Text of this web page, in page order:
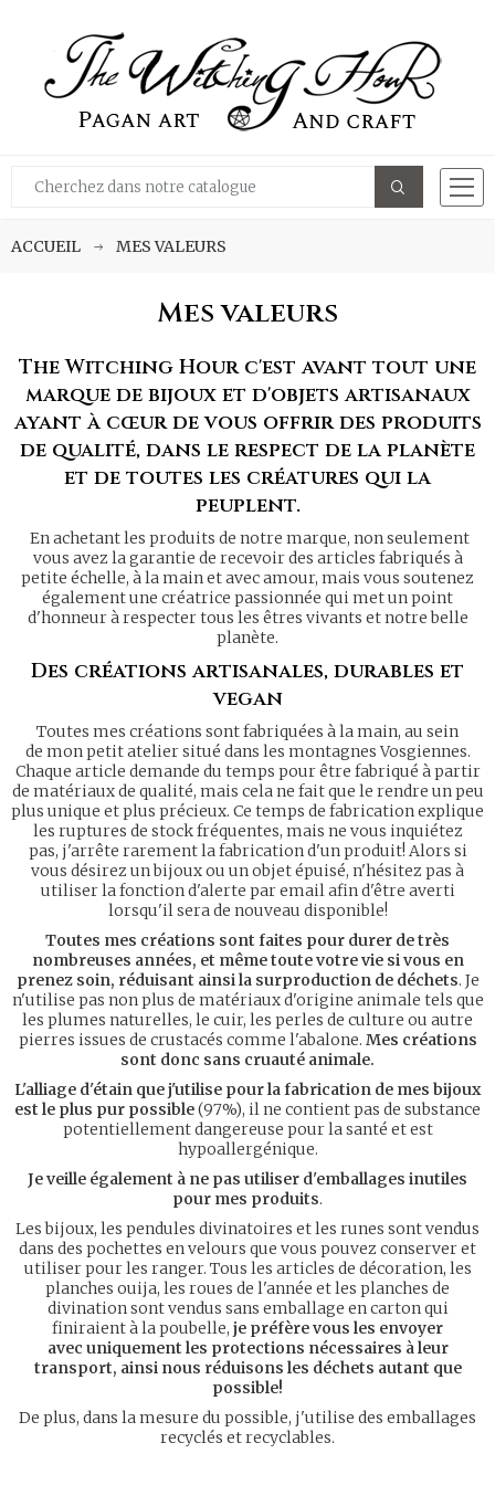
ACCUEIL MES VALEURS
Mes valeurs
The Witching Hour c'est avant tout une
marque de bijoux et d'objets artisanaux
ayant à cœur de vous offrir des produits
de qualité, dans le respect de la planète
et de toutes les créatures qui la
peuplent.
En achetant les produits de notre marque, non seulement
vous avez la garantie de recevoir des articles fabriqués à
petite échelle, à la main et avec amour, mais vous soutenez
également une créatrice passionnée qui met un point
d'honneur à respecter tous les êtres vivants et notre belle
planète.
Des créations artisanales, durables et
vegan
Toutes mes créations sont fabriquées à la main, au sein
de mon petit atelier situé dans les montagnes Vosgiennes.
Chaque article demande du temps pour être fabriqué à partir
de matériaux de qualité, mais cela ne fait que le rendre un peu
plus unique et plus précieux. Ce temps de fabrication explique
les ruptures de stock fréquentes, mais ne vous inquiétez
pas, j'arrête rarement la fabrication d'un produit! Alors si
vous désirez un bijoux ou un objet épuisé, n'hésitez pas à
utiliser la fonction d'alerte par email afin d'être averti
lorsqu'il sera de nouveau disponible!
Toutes mes créations sont faites pour durer de très
nombreuses années, et même toute votre vie si vous en
prenez soin, réduisant ainsi la surproduction de déchets. Je
n'utilise pas non plus de matériaux d'origine animale tels que
les plumes naturelles, le cuir, les perles de culture ou autre
pierres issues de crustacés comme l'abalone. Mes créations
sont donc sans cruauté animale.
L'alliage d'étain que j'utilise pour la fabrication de mes bijoux
est le plus pur possible(97%), il ne contient pas de substance
potentiellement dangereuse pour la santé et est
hypoallergénique.
Je veille également à ne pas utiliser d'emballages inutiles
pour mes produits.
Les bijoux, les pendules divinatoires et les runes sont vendus
dans des pochettes en velours que vous pouvez conserver et
utiliser pour les ranger. Tous les articles de décoration, les
planches ouija, les roues de l'année et les planches de
divination sont vendus sans emballage en carton qui
finiraient à la poubelle, je préfère vous les envoyer
avec uniquement les protections nécessaires à leur
transport, ainsi nous réduisons les déchets autant que
possible!
De plus, dans la mesure du possible, j'utilise des emballages
recyclés et recyclables.